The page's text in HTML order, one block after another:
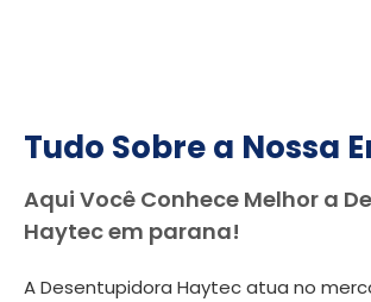
Tudo Sobre a Nossa
Aqui Você Conhece Melhor a
Haytec em parana!
A Desentupidora Haytec atua no